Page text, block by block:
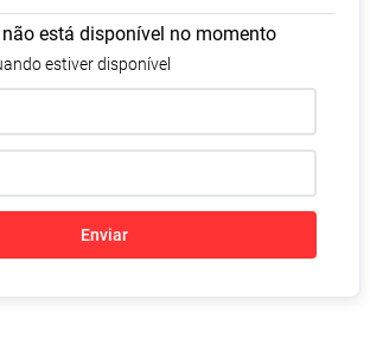
está disponível no momento
estiver disponível
Enviar
Confort Sec
D